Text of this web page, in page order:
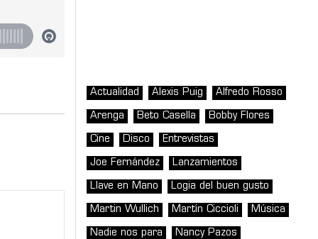
Actualidad Alexis Puig Alfredo Rosso
Arenga Beto Casella Bobby Flores
Cine Disco Entrevistas
Joe Fernández Lanzamientos
Llave en Mano Logia del buen gusto
Martin Wullich Martín Ciccioli Música
Nadie nos para Nancy Pazos